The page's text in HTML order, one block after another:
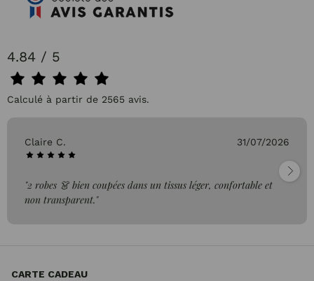
4.84 / 5
Calculé à partir de 2565 avis.
Claire C. 31/07/2026
"2 robes 👗 bien coupées dans un tissus léger, confortable et
non transparent."
CARTE CADEAU